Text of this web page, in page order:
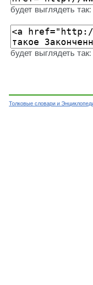
будет выглядеть так:
будет выглядеть так:
Толковые словари и